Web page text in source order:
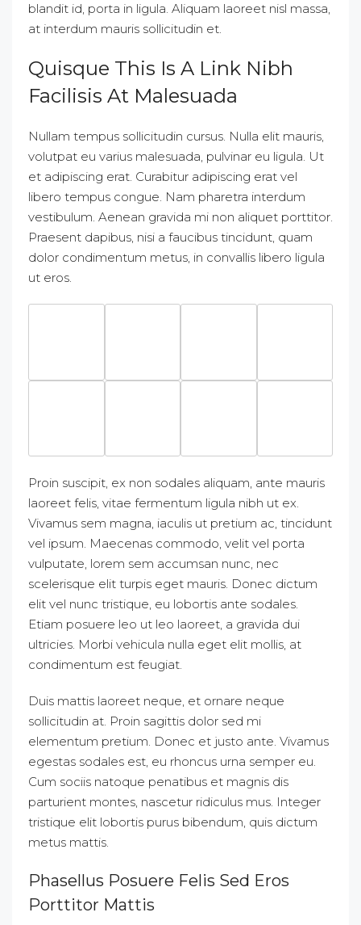
blandit id, porta in ligula. Aliquam laoreet nisl massa,
at interdum mauris sollicitudin et.
Quisque This Is A Link Nibh
Facilisis At Malesuada
Nullam tempus sollicitudin cursus. Nulla elit mauris,
volutpat eu varius malesuada, pulvinar eu ligula. Ut
et adipiscing erat. Curabitur adipiscing erat vel
libero tempus congue. Nam pharetra interdum
vestibulum. Aenean gravida mi non aliquet porttitor.
Praesent dapibus, nisi a faucibus tincidunt, quam
dolor condimentum metus, in convallis libero ligula
ut eros.
Proin suscipit, ex non sodales aliquam, ante mauris
laoreet felis, vitae fermentum ligula nibh ut ex.
Vivamus sem magna, iaculis ut pretium ac, tincidunt
vel ipsum. Maecenas commodo, velit vel porta
vulputate, lorem sem accumsan nunc, nec
scelerisque elit turpis eget mauris. Donec dictum
elit vel nunc tristique, eu lobortis ante sodales.
Etiam posuere leo ut leo laoreet, a gravida dui
ultricies. Morbi vehicula nulla eget elit mollis, at
condimentum est feugiat.
Duis mattis laoreet neque, et ornare neque
sollicitudin at. Proin sagittis dolor sed mi
elementum pretium. Donec et justo ante. Vivamus
egestas sodales est, eu rhoncus urna semper eu.
Cum sociis natoque penatibus et magnis dis
parturient montes, nascetur ridiculus mus. Integer
tristique elit lobortis purus bibendum, quis dictum
metus mattis.
Phasellus Posuere Felis Sed Eros
Porttitor Mattis